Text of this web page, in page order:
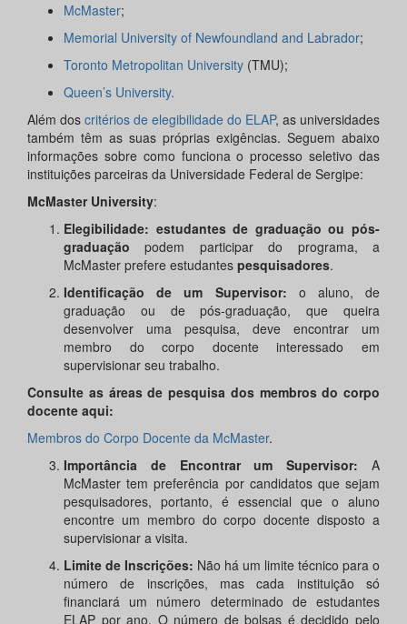
McMaster;
Memorial University of Newfoundland and Labrador;
Toronto Metropolitan University (TMU);
Queen’s University.
Além dos critérios de elegibilidade do ELAP, as universidades
também têm as suas próprias exigências. Seguem abaixo
informações sobre como funciona o processo seletivo das
instituições parceiras da Universidade Federal de Sergipe:
McMaster University:
Elegibilidade: estudantes de graduação ou pós-
graduação podem participar do programa, a
McMaster prefere estudantes pesquisadores.
Identificação de um Supervisor: o aluno, de
graduação ou de pós-graduação, que queira
desenvolver uma pesquisa, deve encontrar um
membro do corpo docente interessado em
supervisionar seu trabalho.
Consulte as áreas de pesquisa dos membros do corpo
docente aqui:
Membros do Corpo Docente da McMaster.
Importância de Encontrar um Supervisor: A
McMaster tem preferência por candidatos que sejam
pesquisadores, portanto, é essencial que o aluno
encontre um membro do corpo docente disposto a
supervisionar a visita.
Limite de Inscrições: Não há um limite técnico para o
número de inscrições, mas cada instituição só
financiará um número determinado de estudantes
ELAP por ano. O número de bolsas é decidido pelo